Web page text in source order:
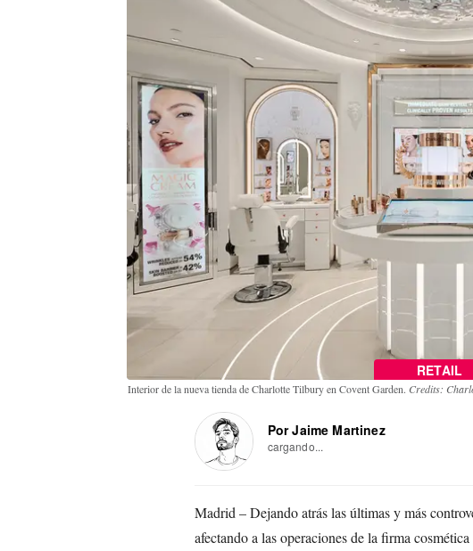
RETAIL
Interior de la nueva tienda de Charlotte Tilbury en Covent Garden. Credits:
Por Jaime Martinez
cargando...
Madrid – Dejando atrás las últimas y más
afectando a las operaciones de la firma